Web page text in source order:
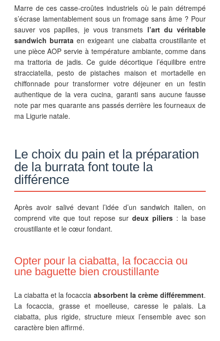
Marre de ces casse-croûtes industriels où le pain détrempé
s’écrase lamentablement sous un fromage sans âme ? Pour
sauver vos papilles, je vous transmets l’art du véritable
sandwich burrata en exigeant une ciabatta croustillante et
une pièce AOP servie à température ambiante, comme dans
ma trattoria de jadis. Ce guide décortique l’équilibre entre
stracciatella, pesto de pistaches maison et mortadelle en
chiffonnade pour transformer votre déjeuner en un festin
authentique de la vera cucina, garanti sans aucune fausse
note par mes quarante ans passés derrière les fourneaux de
ma Ligurie natale.
Le choix du pain et la préparation
de la burrata font toute la
différence
Après avoir salivé devant l’idée d’un sandwich italien, on
comprend vite que tout repose sur deux piliers : la base
croustillante et le cœur fondant.
Opter pour la ciabatta, la focaccia ou
une baguette bien croustillante
La ciabatta et la focaccia absorbent la crème différemment.
La focaccia, grasse et moelleuse, caresse le palais. La
ciabatta, plus rigide, structure mieux l’ensemble avec son
caractère bien affirmé.